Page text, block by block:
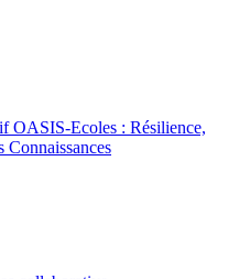
OASIS-Ecoles : Résilience,
Connaissances